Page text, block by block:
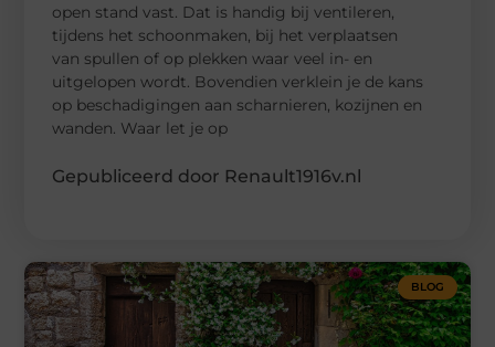
open stand vast. Dat is handig bij ventileren,
tijdens het schoonmaken, bij het verplaatsen
van spullen of op plekken waar veel in- en
uitgelopen wordt. Bovendien verklein je de kans
op beschadigingen aan scharnieren, kozijnen en
wanden. Waar let je op
Gepubliceerd door Renault1916v.nl
BLOG